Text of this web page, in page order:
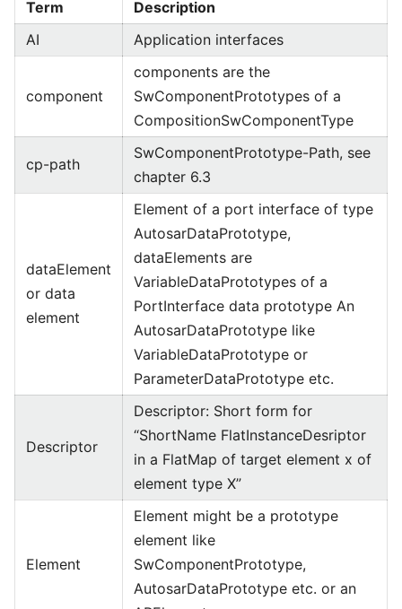
Term
Description
AI
Application interfaces
component
components are the
SwComponentPrototypes of a
CompositionSwComponentType
cp-path
SwComponentPrototype-Path, see
chapter 6.3
dataElement
or data
element
Element of a port interface of type
AutosarDataPrototype,
dataElements are
VariableDataPrototypes of a
PortInterface data prototype An
AutosarDataPrototype like
VariableDataPrototype or
ParameterDataPrototype etc.
Descriptor
Descriptor: Short form for
“ShortName FlatInstanceDesriptor
in a FlatMap of target element x of
element type X”
Element
Element might be a prototype
element like
SwComponentPrototype,
AutosarDataPrototype etc. or an